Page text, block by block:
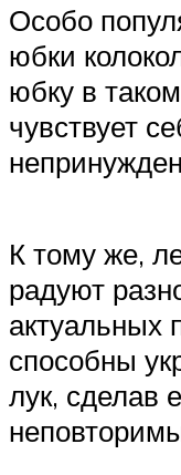
Особо
юбки
юбку в
чувствует
К тому же,
радуют
актуальных
способны
лук, сделав